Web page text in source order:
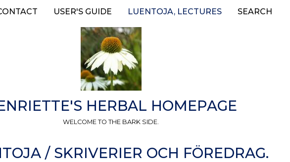
USER'S GUIDE LUENTOJA, LECTURES SEARCH
HERBAL HOMEPAGE
WELCOME TO THE BARK SIDE.
/ SKRIVERIER OCH FÖREDRAG.